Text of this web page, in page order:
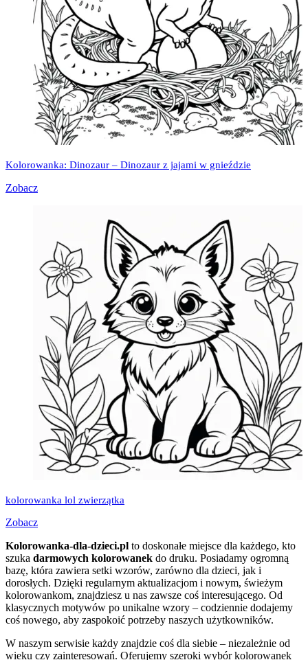
Kolorowanka: Dinozaur – Dinozaur z jajami w gnieździe
Zobacz
kolorowanka lol zwierzątka
Zobacz
Kolorowanka-dla-dzieci.pl to doskonałe miejsce dla każdego, kto
szuka darmowych kolorowanek do druku. Posiadamy ogromną
bazę, która zawiera setki wzorów, zarówno dla dzieci, jak i
dorosłych. Dzięki regularnym aktualizacjom i nowym, świeżym
kolorowankom, znajdziesz u nas zawsze coś interesującego. Od
klasycznych motywów po unikalne wzory – codziennie dodajemy
coś nowego, aby zaspokoić potrzeby naszych użytkowników.
W naszym serwisie każdy znajdzie coś dla siebie – niezależnie od
wieku czy zainteresowań. Oferujemy szeroki wybór kolorowanek